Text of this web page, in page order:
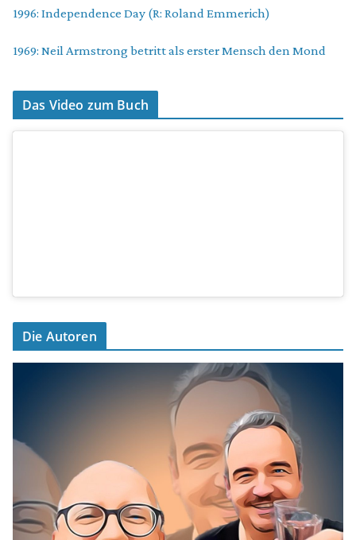
1996: Independence Day (R: Roland Emmerich)
1969: Neil Armstrong betritt als erster Mensch den Mond
Das Video zum Buch
Die Autoren